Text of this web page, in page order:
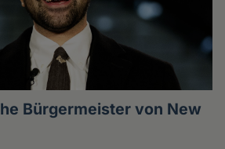
Bürgermeister von New